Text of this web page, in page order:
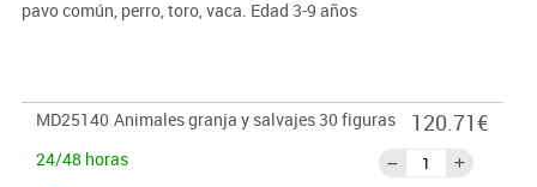
pavo común, perro, toro, vaca. Edad 3-9 años
MD25140 Animales granja y salvajes 30 figuras
24/48 horas
120.71€